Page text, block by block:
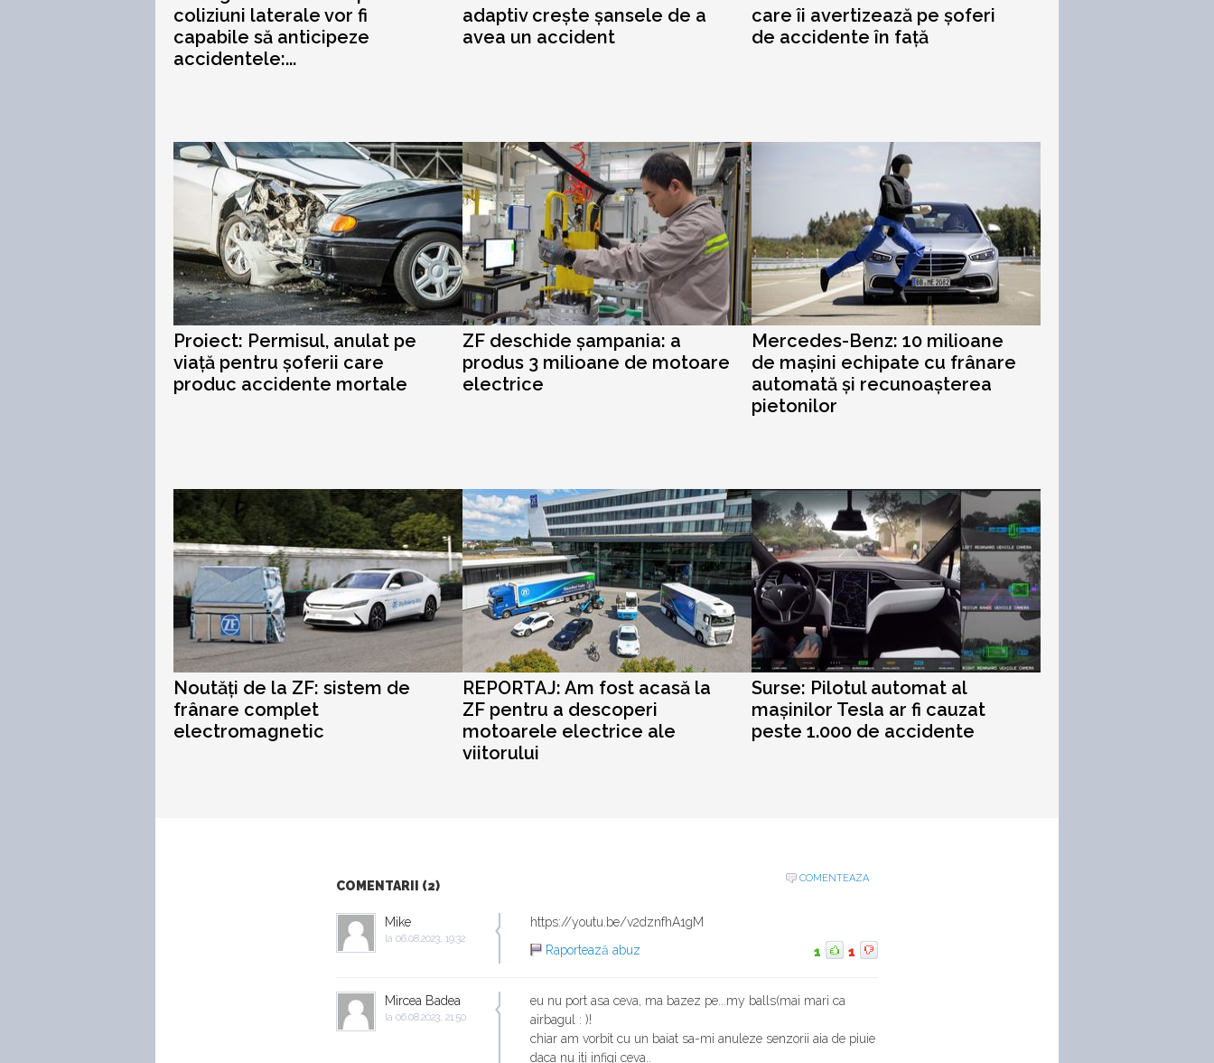
coliziuni laterale vor fi
capabile să anticipeze
accidentele:...
adaptiv crește șansele de a
avea un accident
care îi avertizează pe șoferi
de accidente în față
Proiect: Permisul, anulat pe
viață pentru șoferii care
produc accidente mortale
ZF deschide șampania: a
produs 3 milioane de motoare
electrice
Mercedes-Benz: 10 milioane
de mașini echipate cu frânare
automată și recunoașterea
pietonilor
Noutăți de la ZF: sistem de
frânare complet
electromagnetic
REPORTAJ: Am fost acasă la
ZF pentru a descoperi
motoarele electrice ale
viitorului
Surse: Pilotul automat al
mașinilor Tesla ar fi cauzat
peste 1.000 de accidente
COMENTARII (2)
COMENTEAZA
Mike
la 06.08.2023, 19:32
https://youtu.be/v2dznfhA1gM
Raportează abuz
1 1
Mircea Badea
la 06.08.2023, 21:50
eu nu port asa ceva, ma bazez pe...my balls(mai mari ca
airbagul : )!
chiar am vorbit cu un baiat sa-mi anuleze senzorii aia de piuie
daca nu iti infigi ceva..